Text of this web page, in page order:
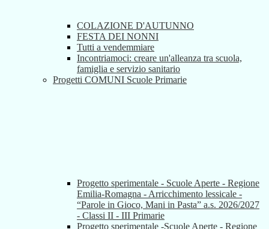
COLAZIONE D'AUTUNNO
FESTA DEI NONNI
Tutti a vendemmiare
Incontriamoci: creare un'alleanza tra scuola,
famiglia e servizio sanitario
Progetti COMUNI Scuole Primarie
Progetto sperimentale - Scuole Aperte - Regione
Emilia-Romagna - Arricchimento lessicale -
“Parole in Gioco, Mani in Pasta” a.s. 2026/2027
- Classi II - III Primarie
Progetto sperimentale -Scuole Aperte - Regione